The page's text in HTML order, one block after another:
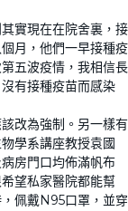
實現在在院舍裏，接
月，他們一早接種疫
五波疫情，我相信長
有接種疫苗而感染
改為強制。另一樣有
學系講座教授袁國
房門口均佈滿帆布
望私家醫院都能幫
佩戴N95口罩，並穿